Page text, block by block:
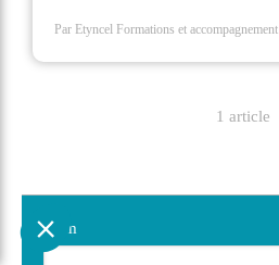
Par Etyncel Formations et accompagnement
1 article
Nom